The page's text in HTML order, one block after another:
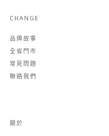
CHANGE
品牌故事
全省門市
常見問題
聯絡我們
關於